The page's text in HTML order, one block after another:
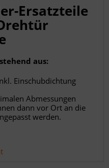
Ersatzteile
aus:
Einschubdichtung
Abmessungen
dann vor Ort an die
werden.